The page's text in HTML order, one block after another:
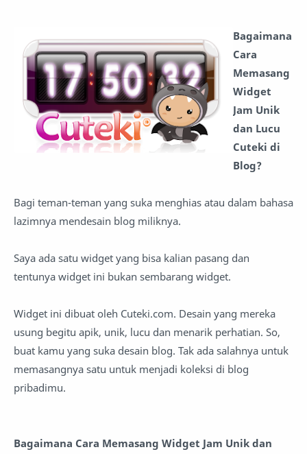
Bagaimana
Cara
Memasang
Widget
Jam Unik
dan Lucu
Cuteki di
Blog?
Bagi teman-teman yang suka menghias atau dalam bahasa
lazimnya mendesain blog miliknya.
Saya ada satu widget yang bisa kalian pasang dan
tentunya widget ini bukan sembarang widget.
Widget ini dibuat oleh Cuteki.com. Desain yang mereka
usung begitu apik, unik, lucu dan menarik perhatian. So,
buat kamu yang suka desain blog. Tak ada salahnya untuk
memasangnya satu untuk menjadi koleksi di blog
pribadimu.
Bagaimana Cara Memasang Widget Jam Unik dan